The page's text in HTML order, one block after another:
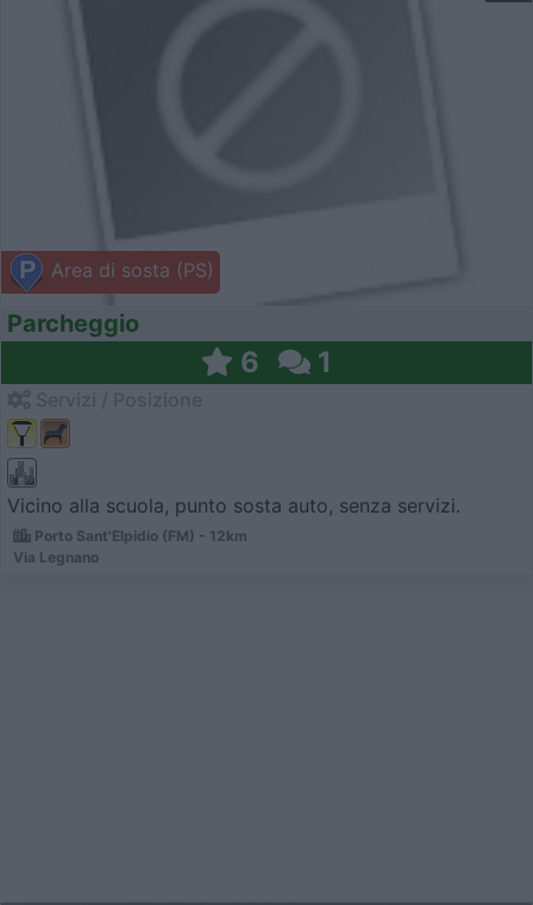
Area di sosta (PS)
Parcheggio
6 1
Vicino alla scuola, punto sosta auto, senza servizi.
Porto Sant'Elpidio (FM) - 12km
Via Legnano